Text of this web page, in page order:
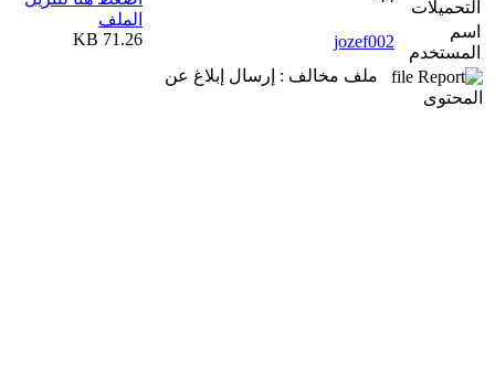
التحميلات
اسم
المستخدم
jozef002
ملف مخالف : إرسال إبلاغ عن
المحتوى
الملف
71.26 KB